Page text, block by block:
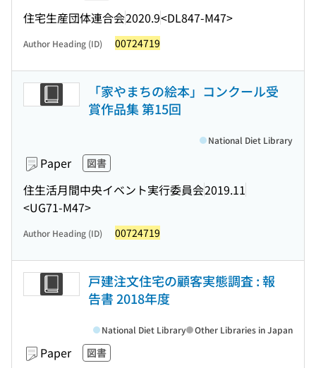
住宅生産団体連合会2020.9<DL847-M47>
Author Heading (ID) 00724719
「家やまちの絵本」コンクール受
賞作品集 第15回
Paper 図書
住生活月間中央イベント実行委員会2019.11
<UG71-M47>
National Diet Library
Author Heading (ID) 00724719
戸建注文住宅の顧客実態調査 : 報
告書 2018年度
Paper 図書
National Diet Library Other Libraries in Japan